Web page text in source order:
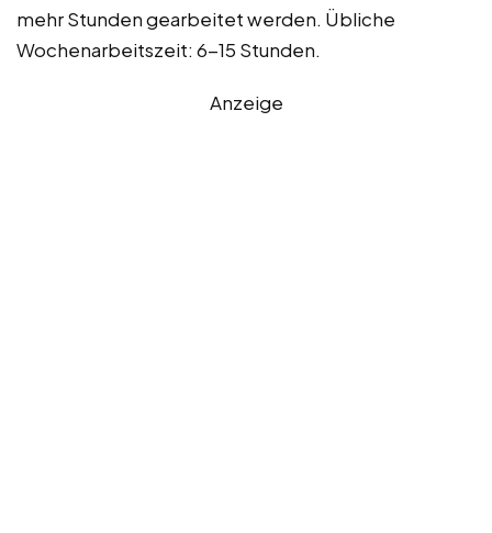
mehr Stunden gearbeitet werden. Übliche
Wochenarbeitszeit: 6-15 Stunden.
Anzeige